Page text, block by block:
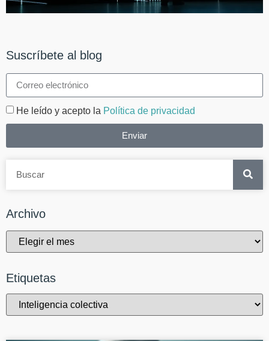
Suscríbete al blog
He leído y acepto la Política de privacidad
Enviar
Archivo
Etiquetas